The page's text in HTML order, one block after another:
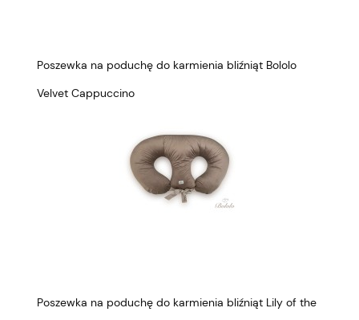
Poszewka na poduchę do karmienia bliźniąt Bololo
Velvet Cappuccino
Poszewka na poduchę do karmienia bliźniąt Lily of the